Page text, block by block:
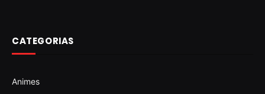
CATEGORIAS
Animes